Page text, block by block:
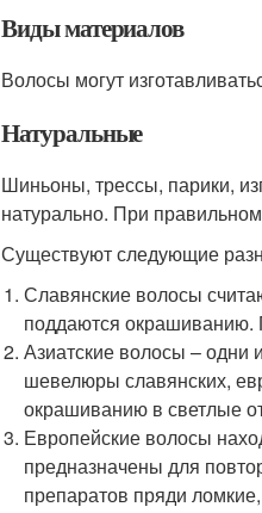
Виды материалов
Волосы могут
Натуральные
Шиньоны, трессы, парики,
натурально. При
Существуют следующие
Славянские волосы
поддаются окрашиванию.
Азиатские волосы – одни
шевелюры славянских,
окрашиванию в светлые
Европейские волосы
предназначены для
препаратов пряди